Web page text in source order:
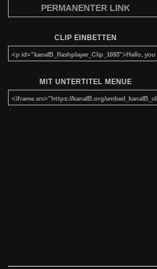
PERMANENTER LINK
CLIP EINBETTEN
MIT UNTERTITEL MENUE